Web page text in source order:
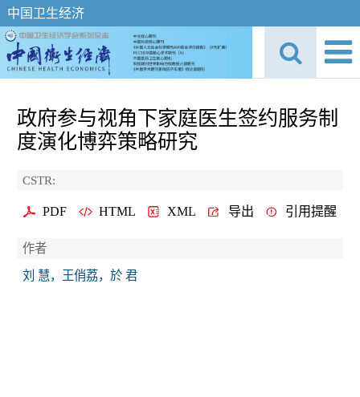
中国卫生经济
政府参与视角下家庭医生签约服务制
度演化博弈策略研究
CSTR:
PDF HTML XML 导出 引用提醒
作者
刘 慧，王俏荔，於 君